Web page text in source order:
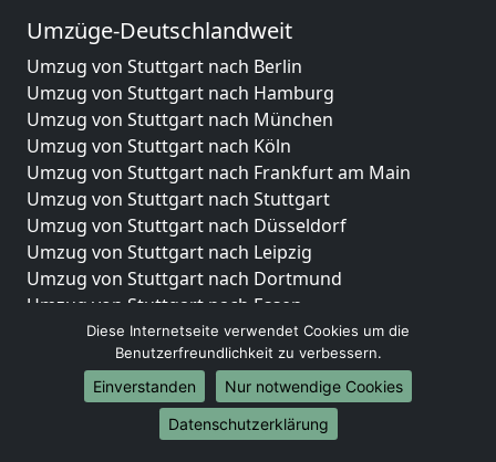
Umzüge-Deutschlandweit
Umzug von Stuttgart nach Berlin
Umzug von Stuttgart nach Hamburg
Umzug von Stuttgart nach München
Umzug von Stuttgart nach Köln
Umzug von Stuttgart nach Frankfurt am Main
Umzug von Stuttgart nach Stuttgart
Umzug von Stuttgart nach Düsseldorf
Umzug von Stuttgart nach Leipzig
Umzug von Stuttgart nach Dortmund
Umzug von Stuttgart nach Essen
Umzug von Stuttgart nach Bremen
Umzug von Stuttgart nach Dresden
Umzug von Stuttgart nach Hannover
Umzug von Stuttgart nach Nürnberg
Umzug von Stuttgart nach Duisburg
Diese Internetseite verwendet Cookies um die
Benutzerfreundlichkeit zu verbessern.
Einverstanden
Nur notwendige Cookies
Datenschutzerklärung